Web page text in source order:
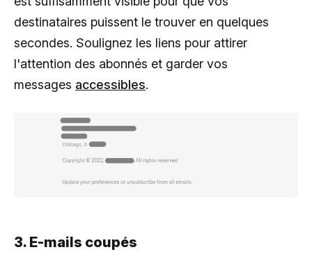
destinataires puissent le trouver en quelques
secondes. Soulignez les liens pour attirer
l'attention des abonnés et garder vos
messages accessibles.
3. E-mails coupés